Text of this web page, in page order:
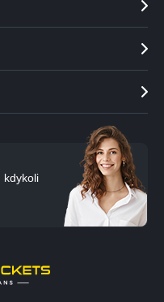
kdykoli